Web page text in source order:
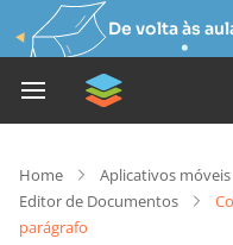
De volta às
Home Aplicativos móveis
Editor de Documentos
parágrafo